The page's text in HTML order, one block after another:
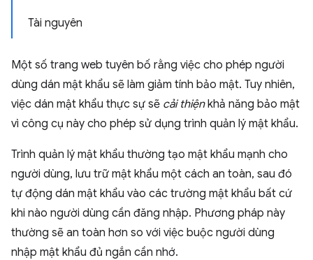
Tài nguyên
Một số trang web tuyên bố rằng việc cho phép người
dùng dán mật khẩu sẽ làm giảm tính bảo mật. Tuy nhiên,
việc dán mật khẩu thực sự sẽ cải thiệnkhả năng bảo mật
vì công cụ này cho phép sử dụng trình quản lý mật khẩu.
Trình quản lý mật khẩu thường tạo mật khẩu mạnh cho
người dùng, lưu trữ mật khẩu một cách an toàn, sau đó
tự động dán mật khẩu vào các trường mật khẩu bất cứ
khi nào người dùng cần đăng nhập. Phương pháp này
thường sẽ an toàn hơn so với việc buộc người dùng
nhập mật khẩu đủ ngắn cần nhớ.